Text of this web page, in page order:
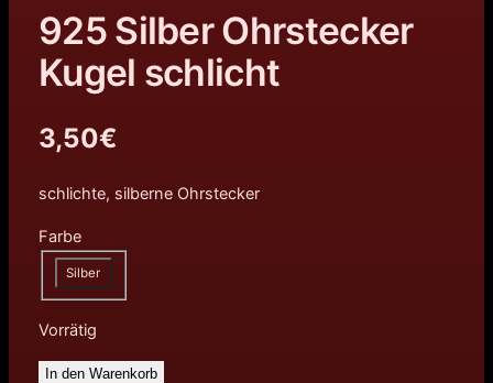
925 Silber Ohrstecker
Kugel schlicht
3,50€
schlichte, silberne Ohrstecker
Farbe
Silber
Vorrätig
In den Warenkorb